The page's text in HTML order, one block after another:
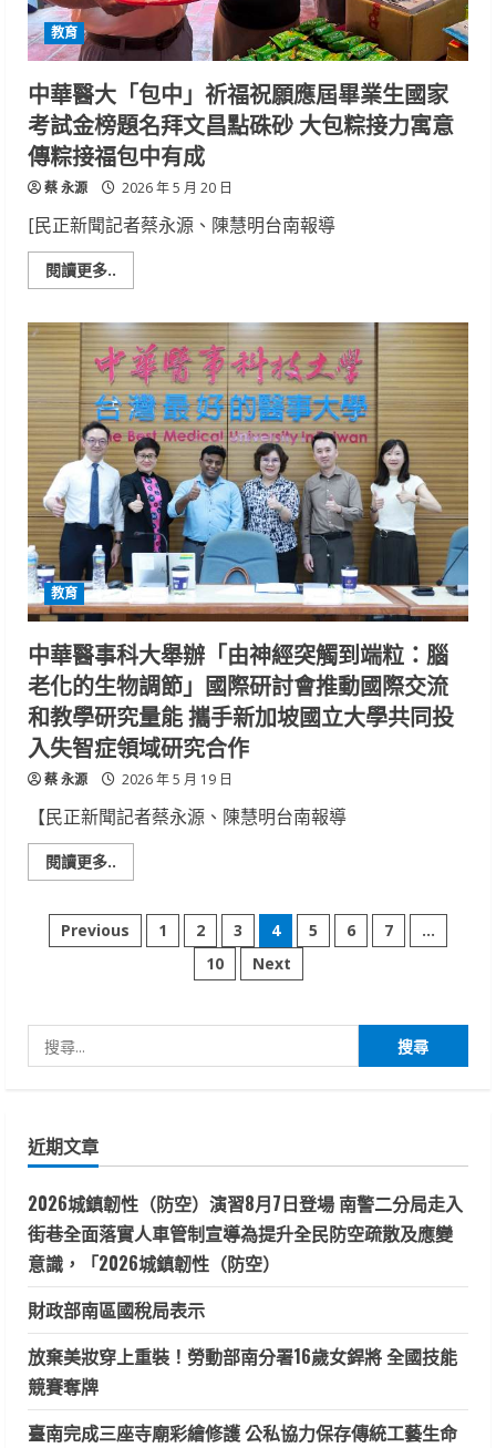
教育
中華醫大「包中」祈福祝願應屆畢業生國家
考試金榜題名拜文昌點硃砂 大包粽接力寓意
傳粽接福包中有成
蔡 永源 2026 年 5 月 20 日
[民正新聞記者蔡永源、陳慧明台南報導
閱讀更多..
more
華
醫
大
「包
中」
祈
福
祝
願
應
屆
畢
業
生
國
家
考
試
金
榜
題
名
拜
文
昌
點
硃
砂
大
包
接
力
寓
福
包
中
教育
中華醫事科大舉辦「由神經突觸到端粒：腦
老化的生物調節」國際研討會推動國際交流
和教學研究量能 攜手新加坡國立大學共同投
入失智症領域研究合作
蔡 永源 2026 年 5 月 19 日
【民正新聞記者蔡永源、陳慧明台南報導
閱讀更多..
more
華
醫
事
「由
經
老
的
生
物
調
節」
研
討
推
交
流
文
分
頁
Previous 1 2 3 4 5 6 7
...
10
Next
尋
字:
近期文章
2026城鎮韌性（防空）演習8月7日登場 南警二分局走入
街巷全面落實人車管制宣導為提升全民防空疏散及應變
意識，「2026城鎮韌性（防空）
財政部南區國稅局表示
放棄美妝穿上重裝！勞動部南分署16歲女銲將 全國技能
競賽奪牌
臺南完成三座寺廟彩繪修護 公私協力保存傳統工藝生命